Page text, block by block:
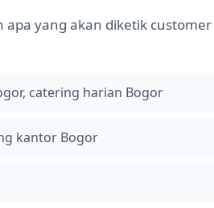
yang akan diketik customer
catering harian Bogor
kantor Bogor